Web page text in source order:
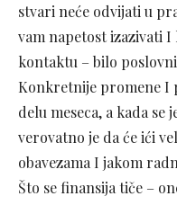
stvari neće odvijati u
vam napetost izazivati
kontaktu – bilo
Konkretnije promene I
delu meseca, a kada
verovatno je da će ići
obavezama I jakom
Što se finansija tiče –